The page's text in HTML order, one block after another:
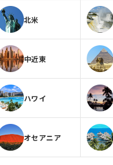
北米
中近東
ハワイ
オセアニア